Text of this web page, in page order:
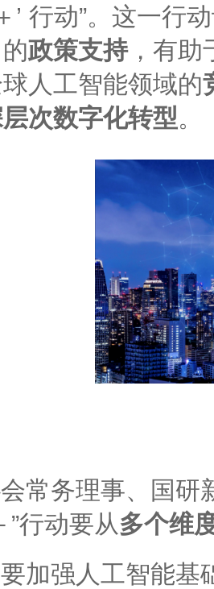
’ 行动”。这一行
政策支持，有助
人工智能领域的
次数字化转型。
常务理事、国研
”行动要从多个维
加强人工智能基